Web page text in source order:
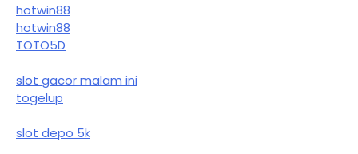
hotwin88
hotwin88
TOTO5D
slot gacor malam ini
togelup
slot depo 5k